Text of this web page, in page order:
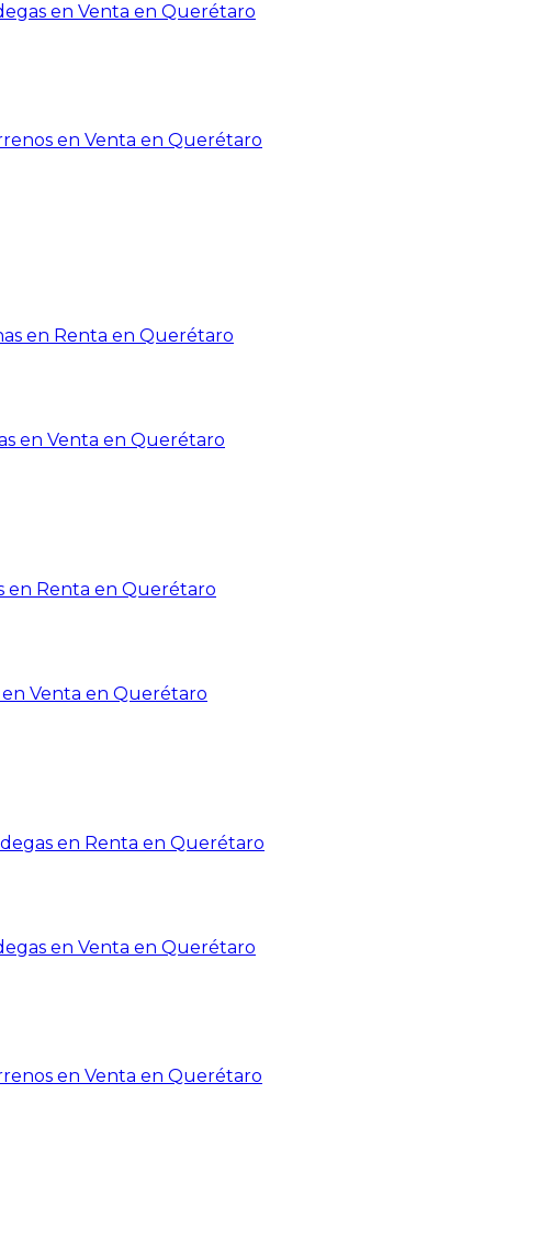
en Venta en Querétaro
en Venta en Querétaro
en Renta en Querétaro
en Venta en Querétaro
en Renta en Querétaro
en Venta en Querétaro
en Renta en Querétaro
en Venta en Querétaro
en Venta en Querétaro